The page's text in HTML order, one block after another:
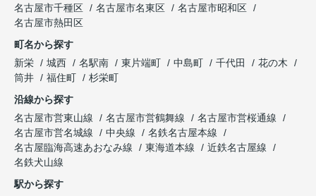
名古屋市千種区
名古屋市名東区
名古屋市昭和区
名古屋市熱田区
町名から探す
新栄
城西 名駅南 東片端町 中島町 千代田
花の木
筒井
福住町
杉栄町
沿線から探す
名古屋市営東山線
名古屋市営鶴舞線
名古屋市営桜通線
名古屋市営名城線
中央線
名鉄名古屋本線
名古屋臨海高速あおなみ線
東海道本線
近鉄名古屋線
名鉄犬山線
駅から探す